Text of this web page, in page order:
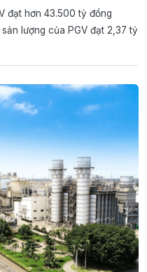
đạt hơn 43.500 tỷ đồng
lượng của PGV đạt 2,37 tỷ